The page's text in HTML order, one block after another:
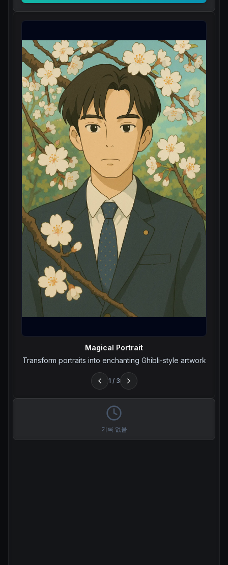
Magical Portrait
Transform portraits into enchanting Ghibli-style artwork
1 / 3
기록 없음